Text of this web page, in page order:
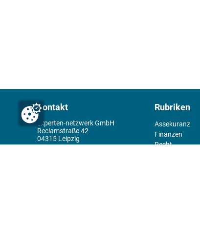
Kontakt
experten-netzwerk GmbH
Reclamstraße 42
04315 Leipzig
Rubriken
Assekuranz
Finanzen
Recht